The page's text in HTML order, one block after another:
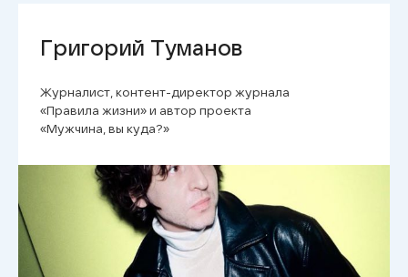
Григорий Туманов
Журналист, контент-директор журнала
«Правила жизни» и автор проекта
«Мужчина, вы куда?»